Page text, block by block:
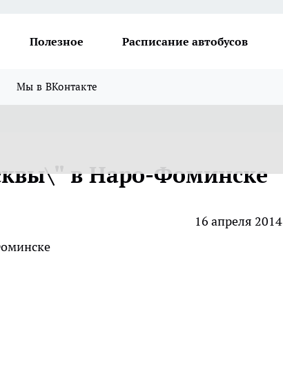
Полезное Расписание автобусов
Мы в ВКонтакте
в Наро-Фоминске
16 апреля 2014